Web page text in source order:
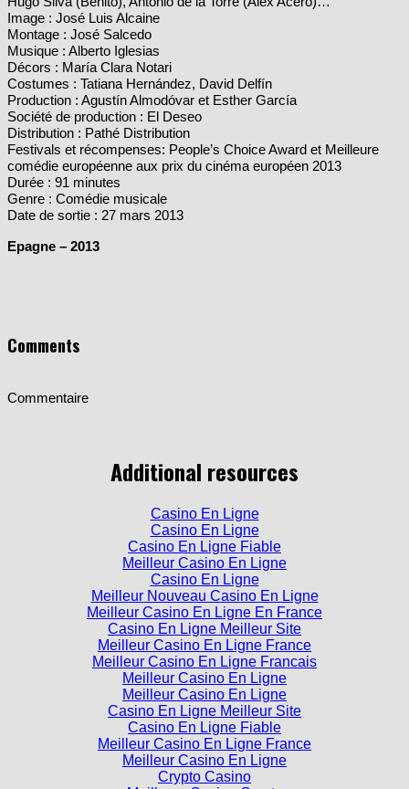
Montage : José Salcedo
Musique : Alberto Iglesias
Décors : María Clara Notari
Costumes : Tatiana Hernández, David Delfín
Production : Agustín Almodóvar et Esther García
Société de production : El Deseo
Distribution : Pathé Distribution
Festivals et récompenses: People’s Choice Award et Meilleure
comédie européenne aux prix du cinéma européen 2013
Durée : 91 minutes
Genre : Comédie musicale
Date de sortie : 27 mars 2013
Epagne – 2013
Casino En Ligne Fiable
Meilleur Casino En Ligne
Casino En Ligne
Meilleur Nouveau Casino En Ligne
Meilleur Casino En Ligne En France
Casino En Ligne Meilleur Site
Meilleur Casino En Ligne France
Meilleur Casino En Ligne Francais
Meilleur Casino En Ligne
Meilleur Casino En Ligne
Casino En Ligne Meilleur Site
Casino En Ligne Fiable
Meilleur Casino En Ligne France
Meilleur Casino En Ligne
Crypto Casino
Meilleurs Casino Crypto
Meilleur Casino En Ligne